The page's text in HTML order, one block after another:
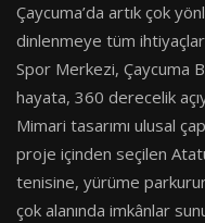
Çaycuma’da artık çok
dinlenmeye tüm
Spor Merkezi, Çaycuma
hayata, 360 derecelik
Mimari tasarımı ulusal
proje içinden seçilen
tenisine, yürüme
çok alanında imkânlar